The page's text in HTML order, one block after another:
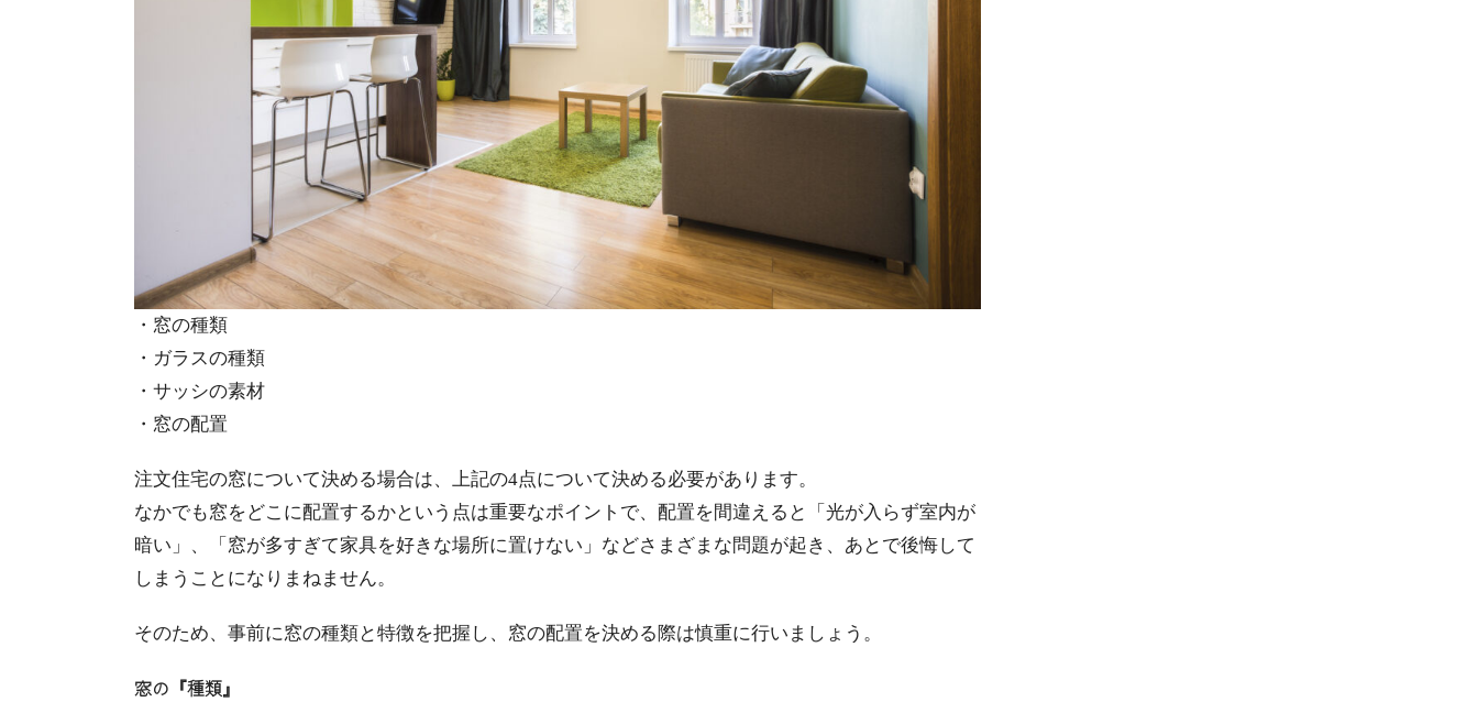
・窓の種類
・ガラスの種類
・サッシの素材
・窓の配置
注文住宅の窓について決める場合は、上記の4点について決める必要があります。
なかでも窓をどこに配置するかという点は重要なポイントで、配置を間違えると「光が入らず室内が
暗い」、「窓が多すぎて家具を好きな場所に置けない」などさまざまな問題が起き、あとで後悔して
しまうことになりまねません。
そのため、事前に窓の種類と特徴を把握し、窓の配置を決める際は慎重に行いましょう。
窓の『種類』